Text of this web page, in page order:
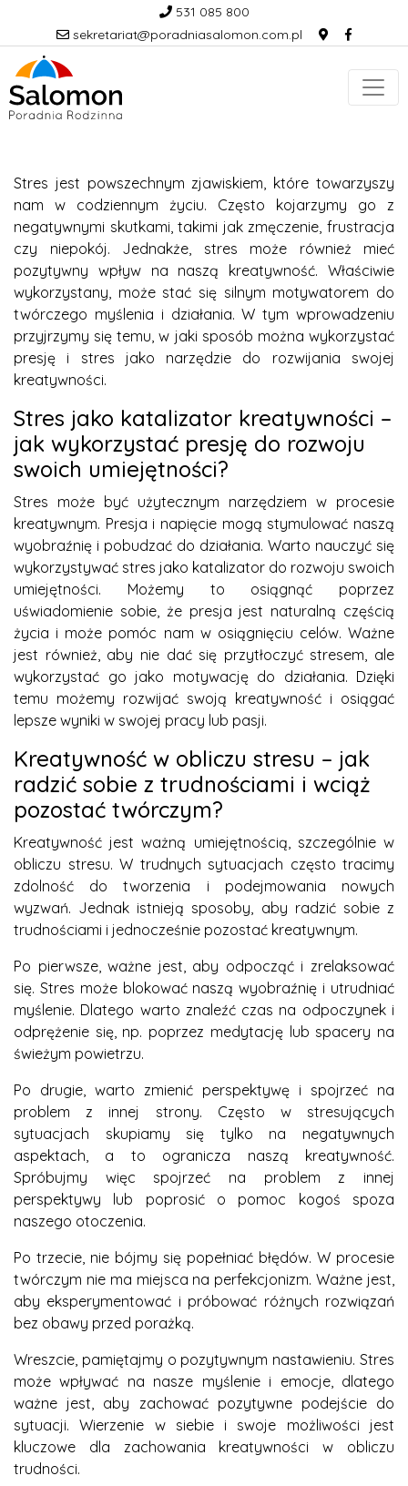
531 085 800
sekretariat@poradniasalomon.com.pl
Stres jest powszechnym zjawiskiem, które towarzyszy
nam w codziennym życiu. Często kojarzymy go z
negatywnymi skutkami, takimi jak zmęczenie, frustracja
czy niepokój. Jednakże, stres może również mieć
pozytywny wpływ na naszą kreatywność. Właściwie
wykorzystany, może stać się silnym motywatorem do
twórczego myślenia i działania. W tym wprowadzeniu
przyjrzymy się temu, w jaki sposób można wykorzystać
presję i stres jako narzędzie do rozwijania swojej
kreatywności.
Stres jako katalizator kreatywności –
jak wykorzystać presję do rozwoju
swoich umiejętności?
Stres może być użytecznym narzędziem w procesie
kreatywnym. Presja i napięcie mogą stymulować naszą
wyobraźnię i pobudzać do działania. Warto nauczyć się
wykorzystywać stres jako katalizator do rozwoju swoich
umiejętności. Możemy to osiągnąć poprzez
uświadomienie sobie, że presja jest naturalną częścią
życia i może pomóc nam w osiągnięciu celów. Ważne
jest również, aby nie dać się przytłoczyć stresem, ale
wykorzystać go jako motywację do działania. Dzięki
temu możemy rozwijać swoją kreatywność i osiągać
lepsze wyniki w swojej pracy lub pasji.
Kreatywność w obliczu stresu – jak
radzić sobie z trudnościami i wciąż
pozostać twórczym?
Kreatywność jest ważną umiejętnością, szczególnie w
obliczu stresu. W trudnych sytuacjach często tracimy
zdolność do tworzenia i podejmowania nowych
wyzwań. Jednak istnieją sposoby, aby radzić sobie z
trudnościami i jednocześnie pozostać kreatywnym.
Po pierwsze, ważne jest, aby odpocząć i zrelaksować
się. Stres może blokować naszą wyobraźnię i utrudniać
myślenie. Dlatego warto znaleźć czas na odpoczynek i
odprężenie się, np. poprzez medytację lub spacery na
świeżym powietrzu.
Po drugie, warto zmienić perspektywę i spojrzeć na
problem z innej strony. Często w stresujących
sytuacjach skupiamy się tylko na negatywnych
aspektach, a to ogranicza naszą kreatywność.
Spróbujmy więc spojrzeć na problem z innej
perspektywy lub poprosić o pomoc kogoś spoza
naszego otoczenia.
Po trzecie, nie bójmy się popełniać błędów. W procesie
twórczym nie ma miejsca na perfekcjonizm. Ważne jest,
aby eksperymentować i próbować różnych rozwiązań
bez obawy przed porażką.
Wreszcie, pamiętajmy o pozytywnym nastawieniu. Stres
może wpływać na nasze myślenie i emocje, dlatego
ważne jest, aby zachować pozytywne podejście do
sytuacji. Wierzenie w siebie i swoje możliwości jest
kluczowe dla zachowania kreatywności w obliczu
trudności.